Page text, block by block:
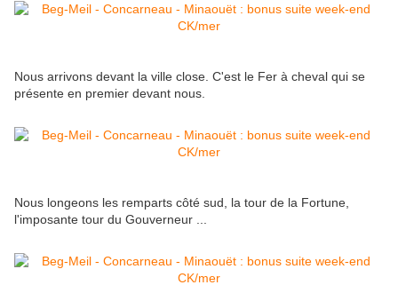
Nous arrivons devant la ville close. C'est le Fer à cheval qui se
présente en premier devant nous.
Nous longeons les remparts côté sud, la tour de la Fortune,
l'imposante tour du Gouverneur ...